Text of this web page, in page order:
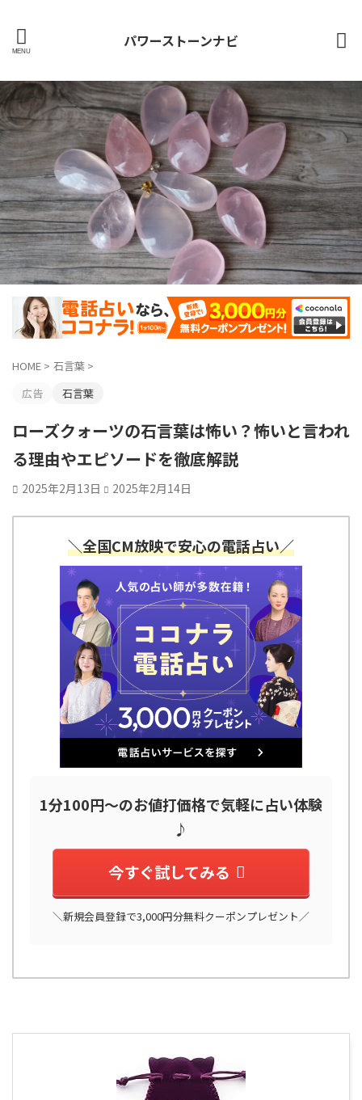
パワーストーンナビ
HOME > 石言葉 >
広告
石言葉
ローズクォーツの石言葉は怖い？怖いと言われ
る理由やエピソードを徹底解説
2025年2月13日 2025年2月14日
＼全国CM放映で安心の電話占い／
1分100円～のお値打価格で気軽に占い体験
♪
今すぐ試してみる
＼新規会員登録で3,000円分無料クーポンプレゼント／